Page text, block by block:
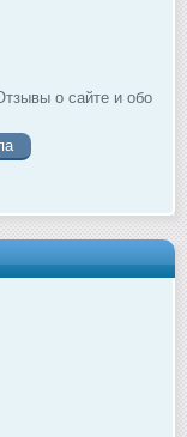
о сайте и обо